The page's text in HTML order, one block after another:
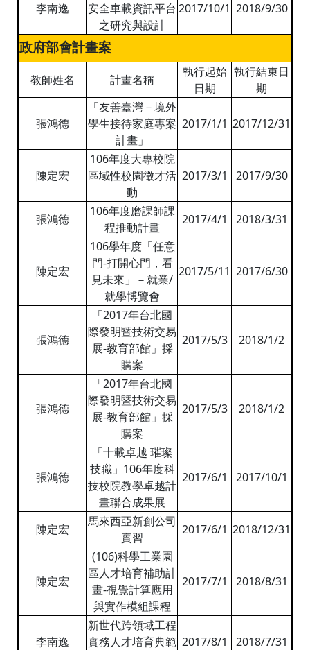
李南逸
安全車載資訊平台
之研究與設計
2017/10/1 2018/9/30
政府部會計畫案
教師姓名 計畫名稱
執行起始
日期
執行結束日
期
張鴻德
「友善臺灣－境外
學生接待家庭專案
計畫」
2017/1/1 2017/12/31
陳定宏
106年度大專校院
區域性校園徵才活
動
2017/3/1 2017/9/30
張鴻德
106年度磨課師課
程推動計畫
2017/4/1 2018/3/31
陳定宏
106學年度「任意
門-打開心門，看
見未來」－就業/
就學博覽會
2017/5/11 2017/6/30
張鴻德
「2017年台北國
際發明暨技術交易
展-教育部館」採
購案
2017/5/3 2018/1/2
張鴻德
「2017年台北國
際發明暨技術交易
展-教育部館」採
購案
2017/5/3 2018/1/2
張鴻德
「十載卓越 璀璨
技職」106年度科
技校院教學卓越計
畫聯合成果展
2017/6/1 2017/10/1
陳定宏
馬來西亞新創公司
實習
2017/6/1 2018/12/31
陳定宏
(106)科學工業園
區人才培育補助計
畫-視覺計算應用
與實作模組課程
2017/7/1 2018/8/31
李南逸
新世代跨領域工程
實務人才培育典範 2017/8/1 2018/7/31